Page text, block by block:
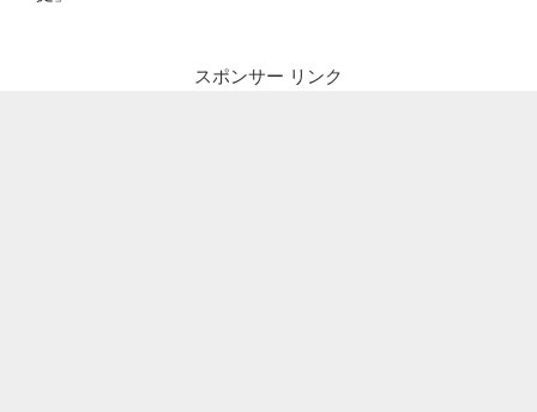
スポンサー リンク